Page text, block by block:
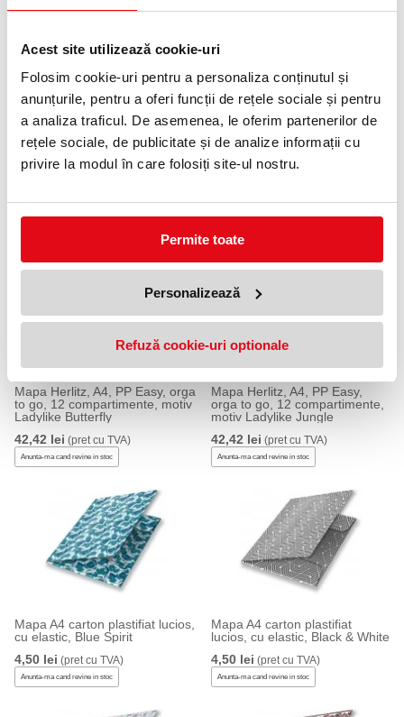
Acest site utilizează cookie-uri
Folosim cookie-uri pentru a personaliza conținutul și
anunțurile, pentru a oferi funcții de rețele sociale și pentru
a analiza traficul. De asemenea, le oferim partenerilor de
rețele sociale, de publicitate și de analize informații cu
privire la modul în care folosiți site-ul nostru.
Permite toate
Personalizează
Refuză cookie-uri optionale
Dosar mapa Oxford TopFile, A4,
6,90 lei
Dosar mapa Oxford TopFile,
6,90 lei
Mapa Herlitz, A4, PP Easy, orga
to go, 12 compartimente, motiv
Ladylike Butterfly
42,42 lei (pret cu TVA)
Anunta-ma cand revine in stoc
Mapa Herlitz, A4, PP Easy,
orga to go, 12 compartimente,
motiv Ladylike Jungle
42,42 lei (pret cu TVA)
Anunta-ma cand revine in stoc
Mapa A4 carton plastifiat lucios,
cu elastic, Blue Spirit
4,50 lei (pret cu TVA)
Anunta-ma cand revine in stoc
Mapa A4 carton plastifiat
lucios, cu elastic, Black & White
4,50 lei (pret cu TVA)
Anunta-ma cand revine in stoc